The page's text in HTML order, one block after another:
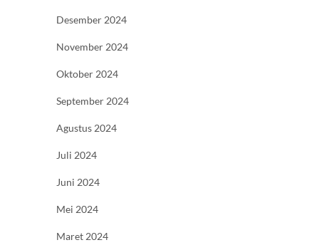
Desember 2024
November 2024
Oktober 2024
September 2024
Agustus 2024
Juli 2024
Juni 2024
Mei 2024
Maret 2024